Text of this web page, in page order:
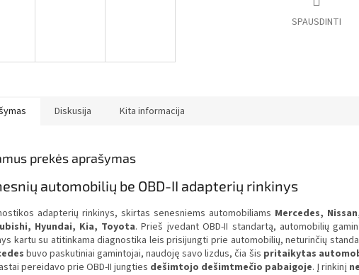
SPAUSDINTI
Diskusija Kita informacija
prekės aprašymas
automobilių be OBD-II adapterių rinkinys
adapterių rinkinys, skirtas senesniems automobiliams Mercedes,
Hyundai, Kia, Toyota. Prieš įvedant OBD-II standartą, automobilių
kartu su atitinkama diagnostika leis prisijungti prie automobilių, neturinčių
buvo paskutiniai gamintojai, naudoję savo lizdus, čia šis pritaikytas
pereidavo prie OBD-II jungties dešimtojo dešimtmečio pabaigoje. Į rinkinį